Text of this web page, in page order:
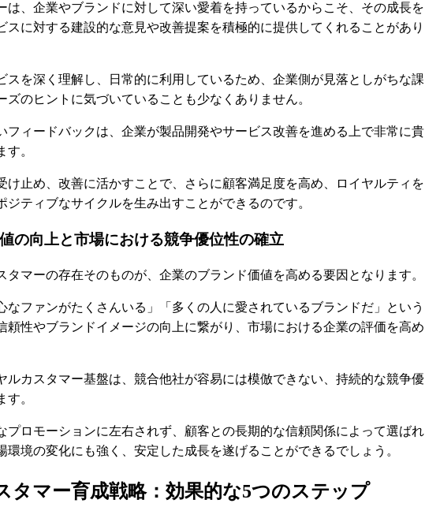
は、企業やブランドに対して深い愛着を持っているからこそ、その成長を
スに対する建設的な意見や改善提案を積極的に提供してくれることがあり
スを深く理解し、日常的に利用しているため、企業側が見落としがちな課
ズのヒントに気づいていることも少なくありません。
フィードバックは、企業が製品開発やサービス改善を進める上で非常に貴
。
け止め、改善に活かすことで、さらに顧客満足度を高め、ロイヤルティを
ジティブなサイクルを生み出すことができるのです。
の向上と市場における競争優位性の確立
タマーの存在そのものが、企業のブランド価値を高める要因となります。
なファンがたくさんいる」「多くの人に愛されているブランドだ」という
頼性やブランドイメージの向上に繋がり、市場における企業の評価を高め
ルカスタマー基盤は、競合他社が容易には模倣できない、持続的な競争優
。
プロモーションに左右されず、顧客との長期的な信頼関係によって選ばれ
環境の変化にも強く、安定した成長を遂げることができるでしょう。
タマー育成戦略：効果的な5つのステップ